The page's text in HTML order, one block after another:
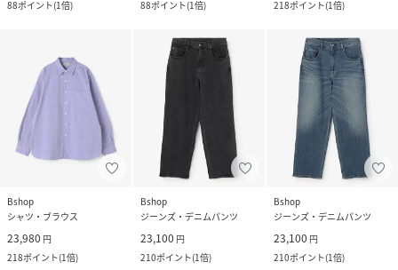
88ポイント(1倍)
88ポイント(1倍)
218ポイント(1倍)
Bshop
シャツ・ブラウス
23,980 円
218ポイント(1倍)
Bshop
ジーンズ・デニムパンツ
23,100 円
210ポイント(1倍)
Bshop
ジーンズ・デニムパンツ
23,100 円
210ポイント(1倍)